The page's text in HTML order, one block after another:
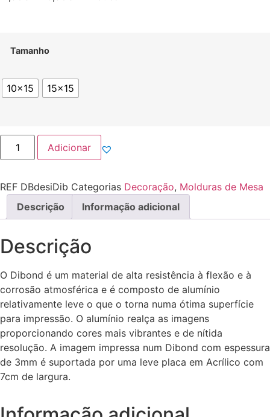
Tamanho
10x15 15x15
Quantidade
Moldura
Adicionar
REF DBdesiDib Categorias Decoração, Molduras de Mesa
Descrição
Informação adicional
Descrição
O Dibond é um material de alta resistência à flexão e à
corrosão atmosférica e é composto de alumínio
relativamente leve o que o torna numa ótima superfície
para impressão. O alumínio realça as imagens
proporcionando cores mais vibrantes e de nítida
resolução. A imagem impressa num Dibond com espessura
de 3mm é suportada por uma leve placa em Acrílico com
7cm de largura.